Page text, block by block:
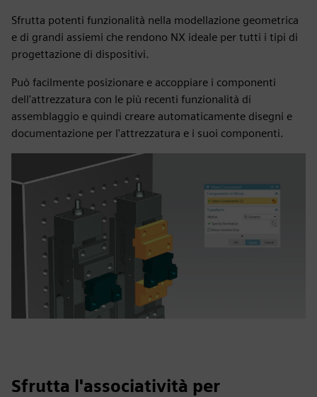
Sfrutta potenti funzionalità nella modellazione geometrica
e di grandi assiemi che rendono NX ideale per tutti i tipi di
progettazione di dispositivi.
Può facilmente posizionare e accoppiare i componenti
dell'attrezzatura con le più recenti funzionalità di
assemblaggio e quindi creare automaticamente disegni e
documentazione per l'attrezzatura e i suoi componenti.
Sfrutta l'associatività per